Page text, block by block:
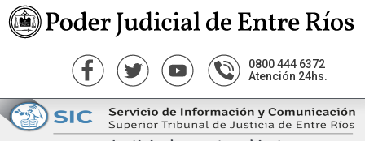
0800 444 6372
Atención 24hs.